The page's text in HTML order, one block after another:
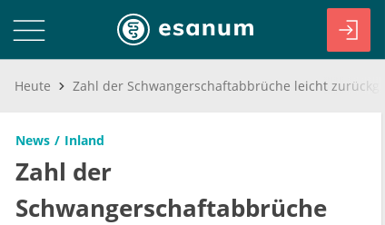
Heute
News Inland
Zahl der
Schwangerschaftabbrüche